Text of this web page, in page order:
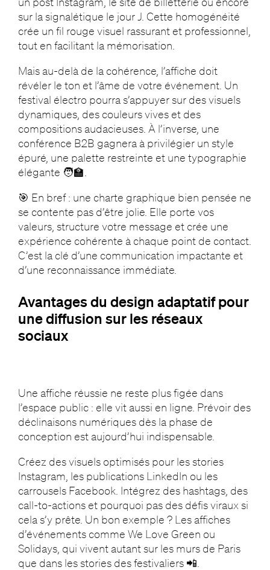
sur la signalétique le jour J. Cette homogénéité
crée un fil rouge visuel rassurant et professionnel,
tout en facilitant la mémorisation.
Mais au-delà de la cohérence, l’affiche doit
révéler le ton et l’âme de votre événement. Un
festival électro pourra s’appuyer sur des visuels
dynamiques, des couleurs vives et des
compositions audacieuses. À l’inverse, une
conférence B2B gagnera à privilégier un style
épuré, une palette restreinte et une typographie
élégante 🧑‍🏫.
🎯 En bref : une charte graphique bien pensée ne
se contente pas d’être jolie. Elle porte vos
valeurs, structure votre message et crée une
expérience cohérente à chaque point de contact.
C’est la clé d’une communication impactante et
d’une reconnaissance immédiate.
Avantages du design adaptatif pour
une diffusion sur les réseaux
sociaux
Une affiche réussie ne reste plus figée dans
l’espace public : elle vit aussi en ligne. Prévoir des
déclinaisons numériques dès la phase de
conception est aujourd’hui indispensable.
Créez des visuels optimisés pour les stories
Instagram, les publications LinkedIn ou les
carrousels Facebook. Intégrez des hashtags, des
call-to-actions et pourquoi pas des défis viraux si
cela s’y prête. Un bon exemple ? Les affiches
d’événements comme We Love Green ou
Solidays, qui vivent autant sur les murs de Paris
que dans les stories des festivaliers 📲.